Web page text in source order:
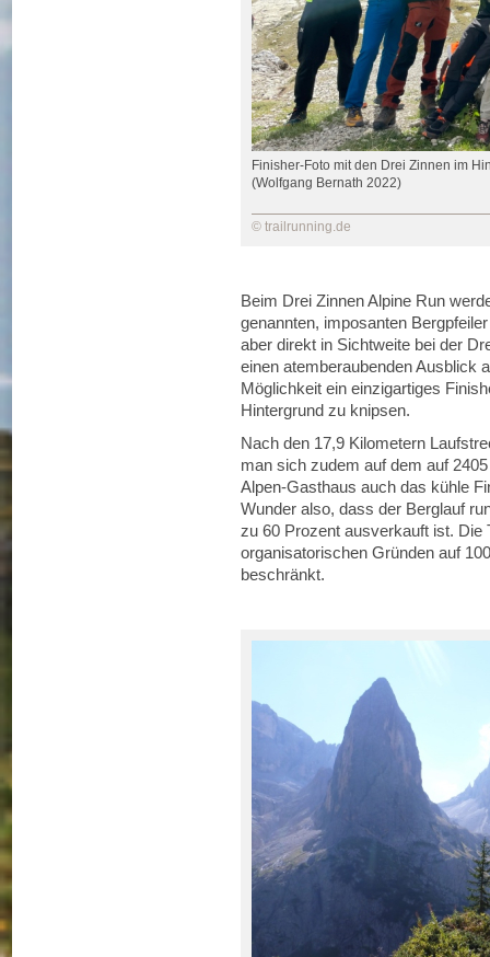
Finisher-Foto mit den Drei Zinnen im
(Wolfgang Bernath 2022)
© trailrunning.de
Beim Drei Zinnen Alpine Run
genannten, imposanten
aber direkt in Sichtweite bei der
einen atemberaubenden Ausblick
Möglichkeit ein einzigartiges
Hintergrund zu knipsen.
Nach den 17,9 Kilometern
man sich zudem auf dem auf
Alpen-Gasthaus auch das kühle
Wunder also, dass der Berglauf
zu 60 Prozent ausverkauft ist. Die
organisatorischen Gründen auf
beschränkt.